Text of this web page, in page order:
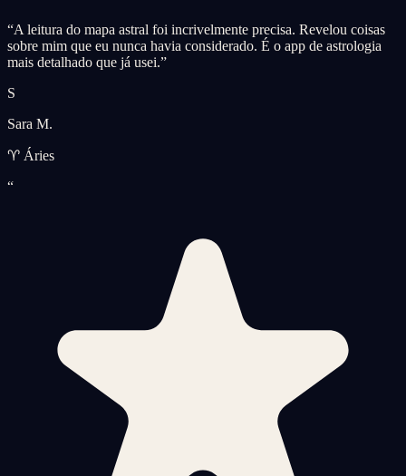
“A leitura do mapa astral foi incrivelmente precisa. Revelou coisas
sobre mim que eu nunca havia considerado. É o app de astrologia
mais detalhado que já usei.”
S
Sara M.
♈ Áries
“